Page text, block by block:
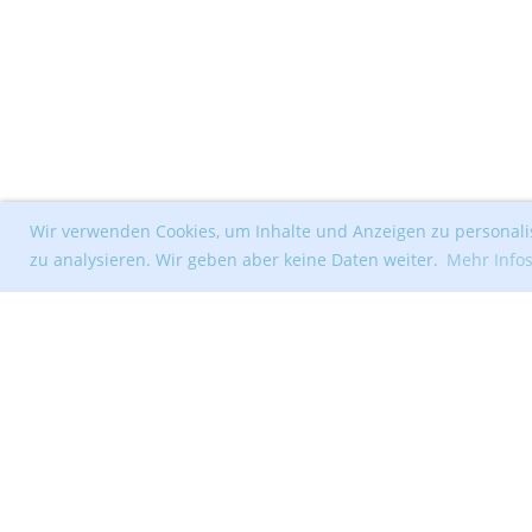
Wir verwenden Cookies, um Inhalte und Anzeigen zu
zu analysieren. Wir geben aber keine Daten weiter. Mehr Infos